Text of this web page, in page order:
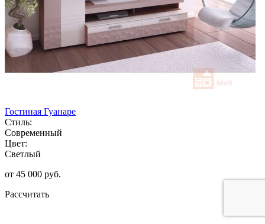
Гостиная Гуанаре
Стиль:
Современный
Цвет:
Светлый
от 45 000 руб.
Рассчитать